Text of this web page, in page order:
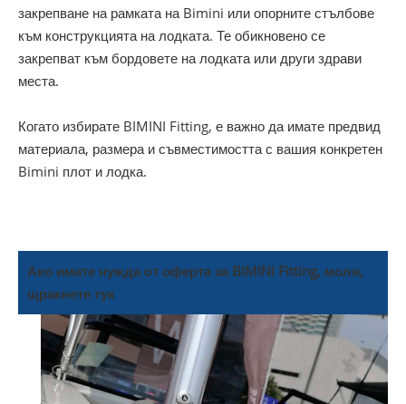
закрепване на рамката на Bimini или опорните стълбове
към конструкцията на лодката. Те обикновено се
закрепват към бордовете на лодката или други здрави
места.
Когато избирате BIMINI Fitting, е важно да имате предвид
материала, размера и съвместимостта с вашия конкретен
Bimini плот и лодка.
Ако имате нужда от оферта за BIMINI Fitting, моля,
щракнете тук